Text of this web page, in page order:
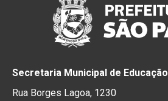
Secretaria Municipal de Educação
Rua Borges Lagoa, 1230